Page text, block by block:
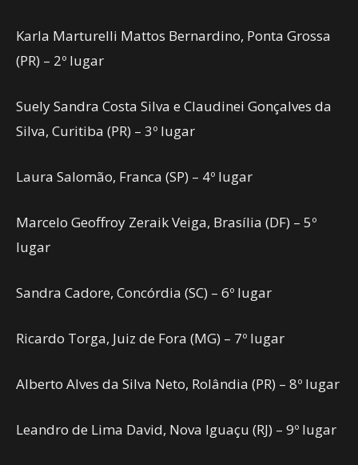
Karla Marturelli Mattos Bernardino, Ponta Grossa
(PR) – 2º lugar
Suely Sandra Costa Silva e Claudinei Gonçalves da
Silva, Curitiba (PR) – 3º lugar
Laura Salomão, Franca (SP) – 4º lugar
Marcelo Geoffroy Zeraik Veiga, Brasília (DF) – 5º
lugar
Sandra Cadore, Concórdia (SC) – 6º lugar
Ricardo Torga, Juiz de Fora (MG) – 7º lugar
Alberto Alves da Silva Neto, Rolândia (PR) – 8º lugar
Leandro de Lima David, Nova Iguaçu (RJ) – 9º lugar